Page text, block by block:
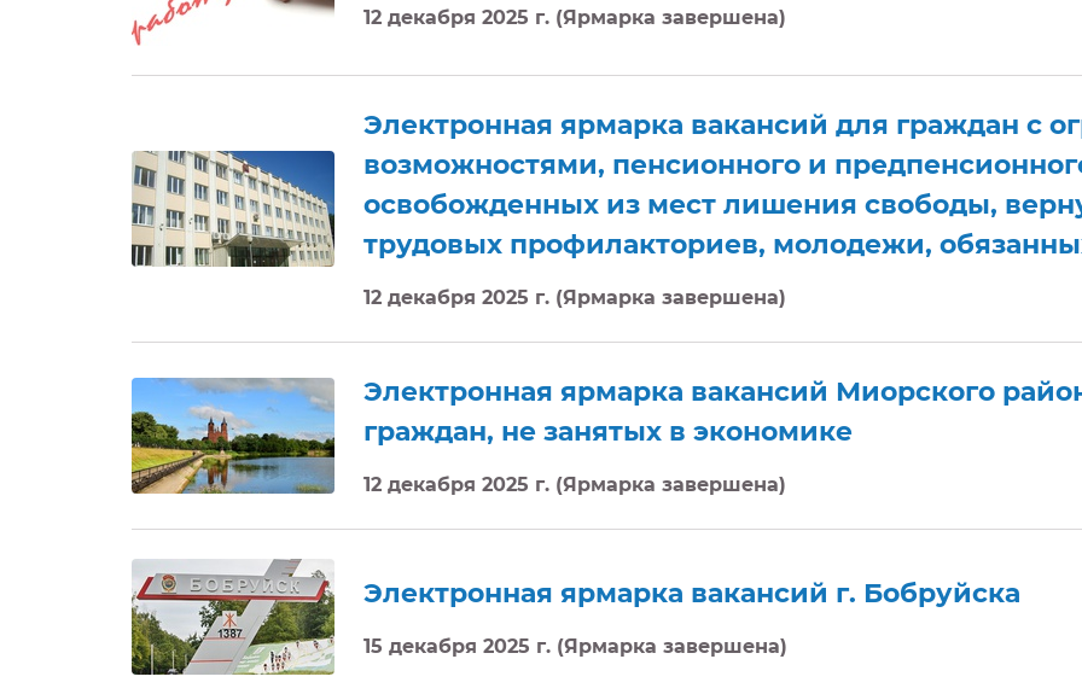
12 декабря 2025 г. (Ярмарка завершена)
Электронная ярмарка вакансий для граждан с
возможностями, пенсионного и
освобожденных из мест лишения свободы,
трудовых профилакториев, молодежи,
12 декабря 2025 г. (Ярмарка завершена)
Электронная ярмарка вакансий Миорского
граждан, не занятых в экономике
12 декабря 2025 г. (Ярмарка завершена)
Электронная ярмарка вакансий г. Бобруйска
15 декабря 2025 г. (Ярмарка завершена)